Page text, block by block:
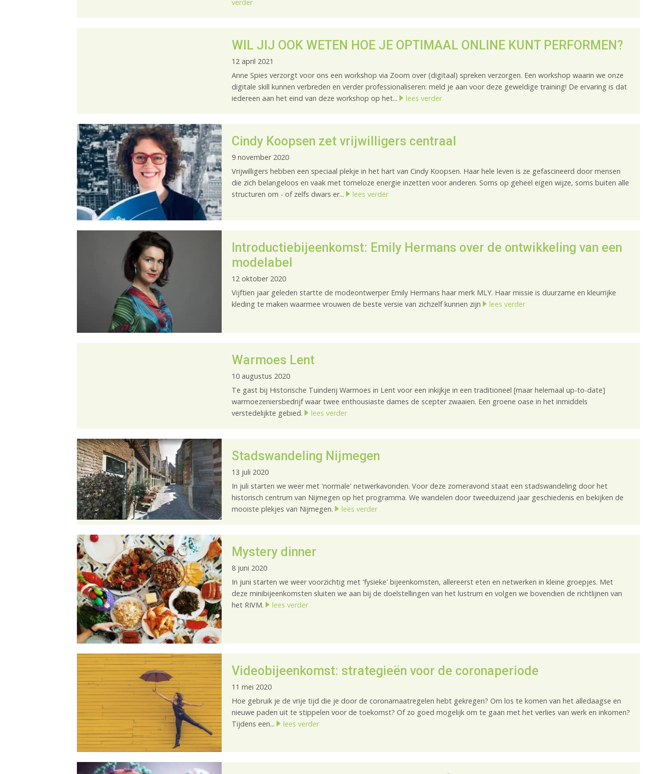
verder
WIL JIJ OOK WETEN HOE JE OPTIMAAL ONLINE KUNT PERFORMEN?
12 april 2021
Anne Spies verzorgt voor ons een workshop via Zoom over (digitaal) spreken verzorgen. Een workshop waarin we onze
digitale skill kunnen verbreden en verder professionaliseren: meld je aan voor deze geweldige training! De ervaring is dat
iedereen aan het eind van deze workshop op het...
lees verder
Cindy Koopsen zet vrijwilligers centraal
9 november 2020
Vrijwilligers hebben een speciaal plekje in het hart van Cindy Koopsen. Haar hele leven is ze gefascineerd door mensen
die zich belangeloos en vaak met tomeloze energie inzetten voor anderen. Soms op geheel eigen wijze, soms buiten alle
structuren om - of zelfs dwars er...
lees verder
Introductiebijeenkomst: Emily Hermans over de ontwikkeling van een
modelabel
12 oktober 2020
Vijftien jaar geleden startte de modeontwerper Emily Hermans haar merk MLY. Haar missie is duurzame en kleurrijke
kleding te maken waarmee vrouwen de beste versie van zichzelf kunnen zijn
lees verder
Warmoes Lent
10 augustus 2020
Te gast bij Historische Tuinderij Warmoes in Lent voor een inkijkje in een traditioneel [maar helemaal up-to-date]
warmoezeniersbedrijf waar twee enthousiaste dames de scepter zwaaien. Een groene oase in het inmiddels
verstedelijkte gebied.
lees verder
Stadswandeling Nijmegen
13 juli 2020
In juli starten we weer met 'normale' netwerkavonden. Voor deze zomeravond staat een stadswandeling door het
historisch centrum van Nijmegen op het programma. We wandelen door tweeduizend jaar geschiedenis en bekijken de
mooiste plekjes van Nijmegen.
lees verder
Mystery dinner
8 juni 2020
In juni starten we weer voorzichtig met 'fysieke' bijeenkomsten, allereerst eten en netwerken in kleine groepjes. Met
deze minibijeenkomsten sluiten we aan bij de doelstellingen van het lustrum en volgen we bovendien de richtlijnen van
het RIVM.
lees verder
Videobijeenkomst: strategieën voor de coronaperiode
11 mei 2020
Hoe gebruik je de vrije tijd die je door de coronamaatregelen hebt gekregen? Om los te komen van het alledaagse en
nieuwe paden uit te stippelen voor de toekomst? Of zo goed mogelijk om te gaan met het verlies van werk en inkomen?
Tijdens een...
lees verder